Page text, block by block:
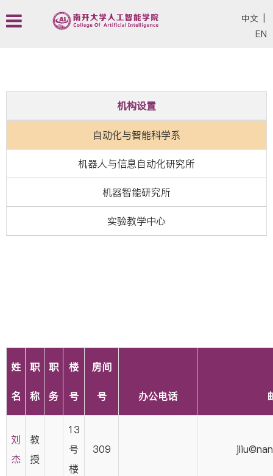
中文
EN
机构设置
自动化与智能科学系
机器人与信息自动化研究所
机器智能研究所
实验教学中心
姓
名
职
称
职
务
楼
号
房间
号 办公电话
刘
杰
教
授
13
号
楼
309